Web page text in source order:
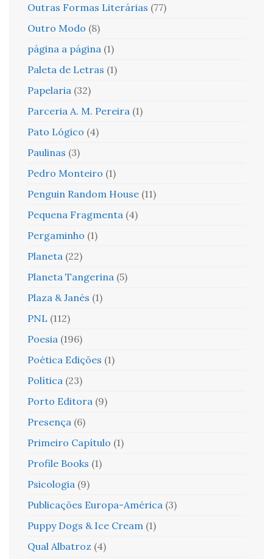
Outras Formas Literárias (77)
Outro Modo (8)
página a página (1)
Paleta de Letras (1)
Papelaria (32)
Parceria A. M. Pereira (1)
Pato Lógico (4)
Paulinas (3)
Pedro Monteiro (1)
Penguin Random House (11)
Pequena Fragmenta (4)
Pergaminho (1)
Planeta (22)
Planeta Tangerina (5)
Plaza & Janés (1)
PNL (112)
Poesia (196)
Poética Edições (1)
Política (23)
Porto Editora (9)
Presença (6)
Primeiro Capítulo (1)
Profile Books (1)
Psicologia (9)
Publicações Europa-América (3)
Puppy Dogs & Ice Cream (1)
Qual Albatroz (4)